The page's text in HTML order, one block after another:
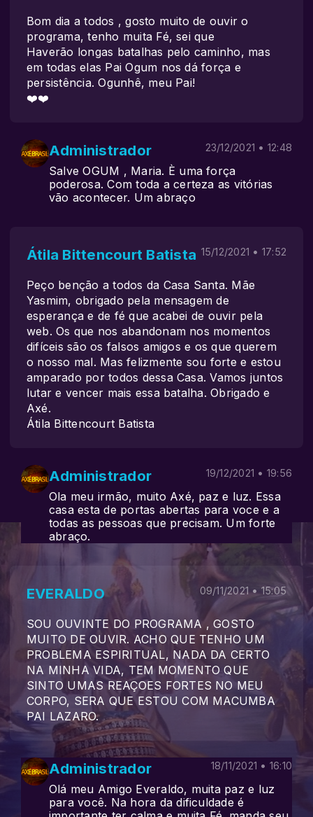
Bom dia a todos , gosto muito de ouvir o
programa, tenho muita Fé, sei que
Haverão longas batalhas pelo caminho, mas
em todas elas Pai Ogum nos dá força e
persistência. Ogunhê, meu Pai!
❤️❤️
Administrador 23/12/2021 • 12:48
Salve OGUM , Maria. È uma força
poderosa. Com toda a certeza as vitórias
vão acontecer. Um abraço
Átila Bittencourt Batista 15/12/2021 • 17:52
Peço benção a todos da Casa Santa. Mãe
Yasmim, obrigado pela mensagem de
esperança e de fé que acabei de ouvir pela
web. Os que nos abandonam nos momentos
difíceis são os falsos amigos e os que querem
o nosso mal. Mas felizmente sou forte e estou
amparado por todos dessa Casa. Vamos juntos
lutar e vencer mais essa batalha. Obrigado e
Axé.
Átila Bittencourt Batista
Administrador 19/12/2021 • 19:56
Ola meu irmão, muito Axé, paz e luz. Essa
casa esta de portas abertas para voce e a
todas as pessoas que precisam. Um forte
abraço.
EVERALDO 09/11/2021 • 15:05
SOU OUVINTE DO PROGRAMA , GOSTO
MUITO DE OUVIR. ACHO QUE TENHO UM
PROBLEMA ESPIRITUAL, NADA DA CERTO
NA MINHA VIDA, TEM MOMENTO QUE
SINTO UMAS REAÇOES FORTES NO MEU
CORPO, SERA QUE ESTOU COM MACUMBA
PAI LAZARO.
Administrador 18/11/2021 • 16:10
Olá meu Amigo Everaldo, muita paz e luz
para você. Na hora da dificuldade é